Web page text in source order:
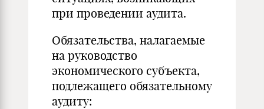
при проведении аудита.
Обязательства, налагаемые
на руководство
экономического субъекта,
подлежащего обязательному
аудиту: